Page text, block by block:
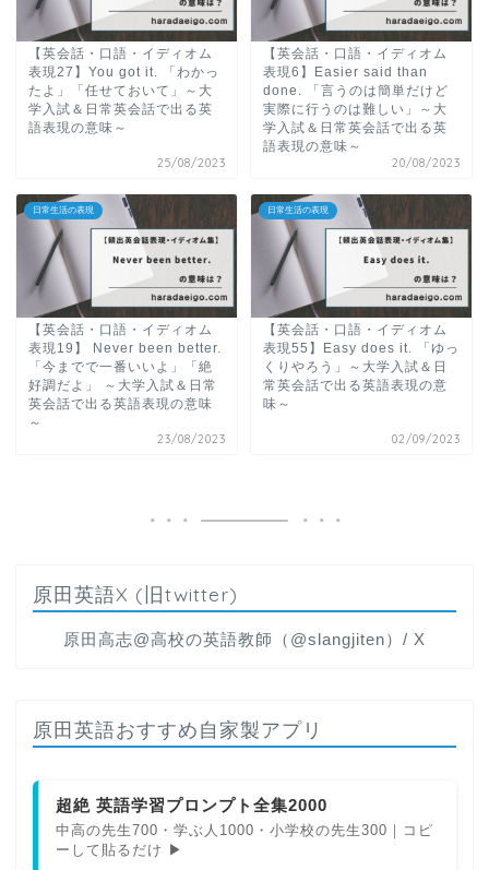
【英会話・口語・イディオム
表現27】You got it. 「わかっ
たよ」「任せておいて」～大
学入試＆日常英会話で出る英
語表現の意味～
25/08/2023
【英会話・口語・イディオム
表現6】Easier said than
done. 「言うのは簡単だけど
実際に行うのは難しい」～大
学入試＆日常英会話で出る英
語表現の意味～
20/08/2023
日常生活の表現
【英会話・口語・イディオム
表現19】 Never been better.
「今までで一番いいよ」「絶
好調だよ」 ～大学入試＆日常
英会話で出る英語表現の意味
～
23/08/2023
日常生活の表現
【英会話・口語・イディオム
表現55】Easy does it. 「ゆっ
くりやろう」～大学入試＆日
常英会話で出る英語表現の意
味～
02/09/2023
原田英語X (旧twitter)
原田高志@高校の英語教師（@slangjiten）/ X
原田英語おすすめ自家製アプリ
超絶 英語学習プロンプト全集2000
中高の先生700・学ぶ人1000・小学校の先生300｜コピ
ーして貼るだけ ▶